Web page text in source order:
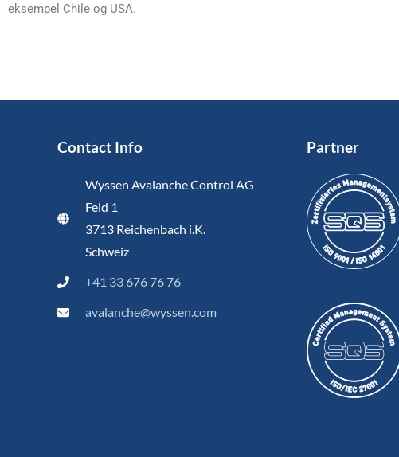
eksempel Chile og USA.
Contact Info
Wyssen Avalanche Control AG
Feld 1
3713 Reichenbach i.K.
Schweiz
+41 33 676 76 76
avalanche@wyssen.com
Partner